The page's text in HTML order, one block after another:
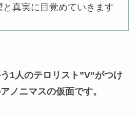
と真実に目覚めていきます
1人のテロリスト”V”がつけ
ノニマスの仮面です。